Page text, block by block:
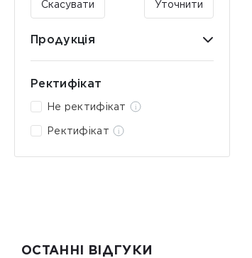
Скасувати Уточнити
Продукція
Ректифікат
Не ректифікат
Ректифікат
ОСТАННІ ВІДГУКИ